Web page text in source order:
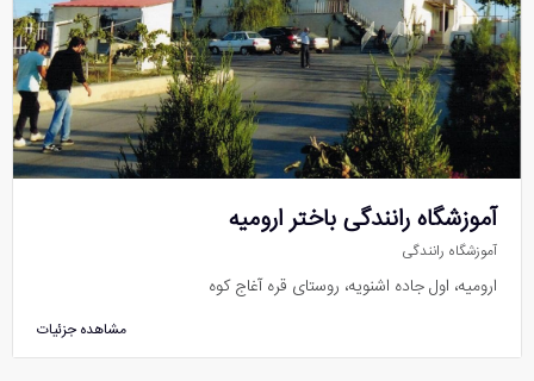
آموزشگاه رانندگی باختر ارومیه
آموزشگاه رانندگی
ارومیه، اول جاده اشنویه، روستای قره آغاج کوه
مشاهده جزئیات